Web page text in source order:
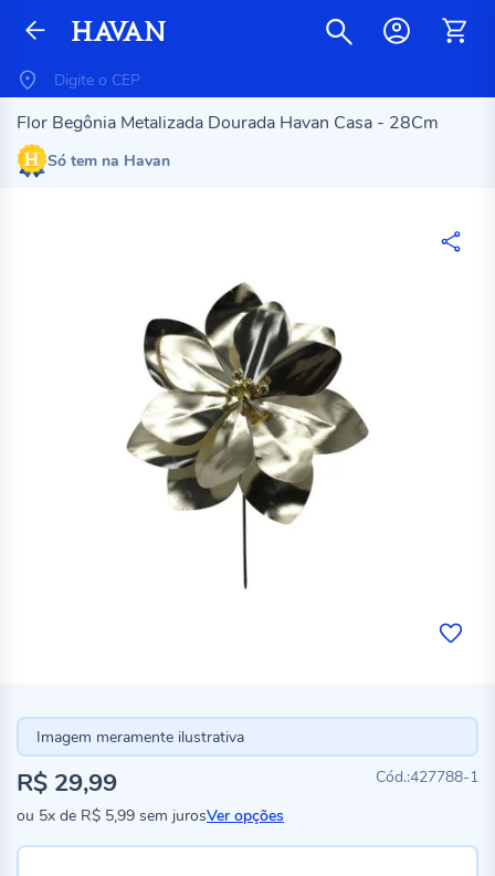
Flor Begônia Metalizada Dourada Havan Casa - 28Cm
Só tem na Havan
Imagem meramente ilustrativa
427788-1
R$ 29,99
ou 5x de R$ 5,99 sem jurosVer opções